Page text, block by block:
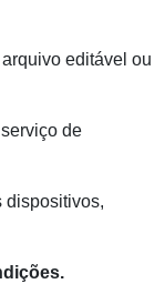
editável ou
de
dispositivos,